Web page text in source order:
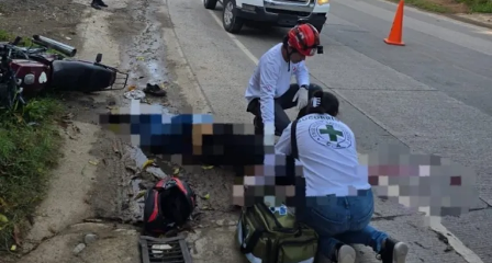
Relacionado
¿El trabajo soñado?: una
cadena busca a una persona
para fotografiar y saborear
las nuevas donas que
‘Chaparro Chuacheneger’
anuncia su retiro de internet:
“Ya gané mucho dinero”
29 enero, 2023